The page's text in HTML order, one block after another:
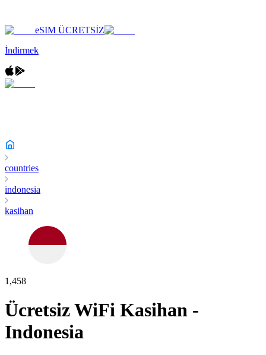
eSIM ÜCRETSİZ
İndirmek
countries
indonesia
kasihan
1,458
Ücretsiz WiFi Kasihan -
Indonesia